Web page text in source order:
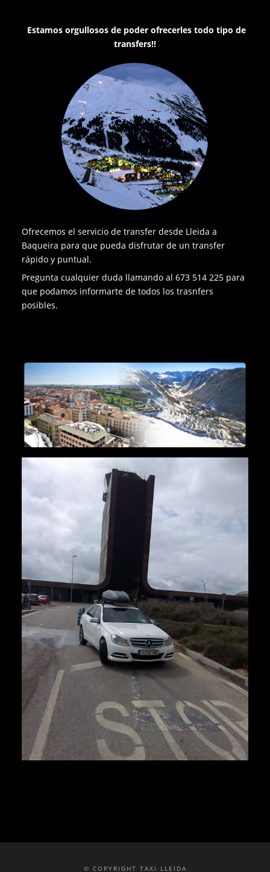
Estamos orgullosos de poder ofrecerles todo tipo de
transfers!!
Ofrecemos el servicio de transfer desde Lleida a
Baqueira para que pueda disfrutar de un transfer
rápido y puntual.
Pregunta cualquier duda llamando al 673 514 225 para
que podamos informarte de todos los trasnfers
posibles.
© COPYRIGHT TAXI LLEIDA